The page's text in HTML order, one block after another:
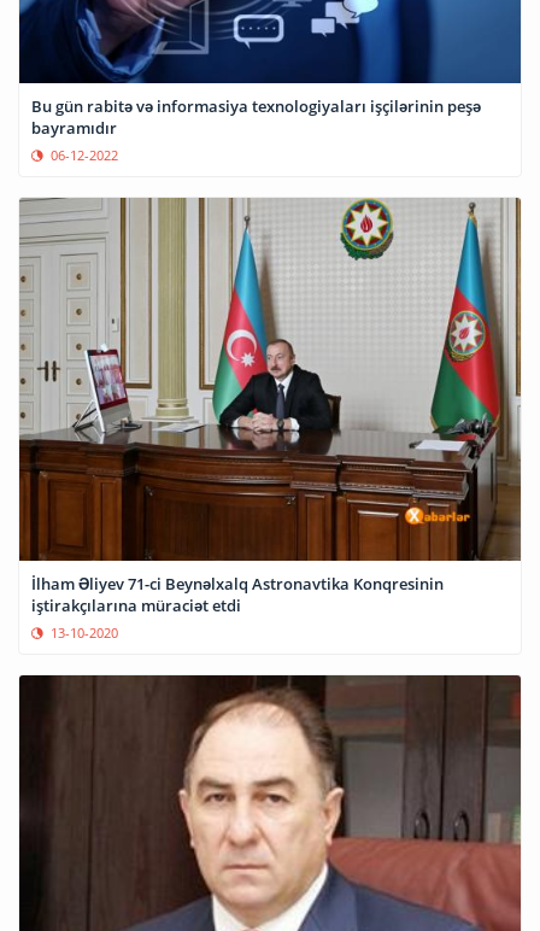
Bu gün rabitə və informasiya texnologiyaları işçilərinin peşə
bayramıdır
06-12-2022
İlham Əliyev 71-ci Beynəlxalq Astronavtika Konqresinin
iştirakçılarına müraciət etdi
13-10-2020